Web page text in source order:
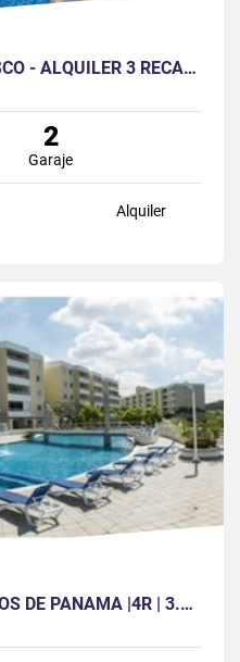
PH TEE ONE SAN FRANCISCO - ALQUILER 3 RECAMARAS
2
Garaje
Alquiler
ALTAMIRA GARDENS |ALTOS DE PANAMÁ |4R | 3.5B | 2P | 1DEP |150 MTS2